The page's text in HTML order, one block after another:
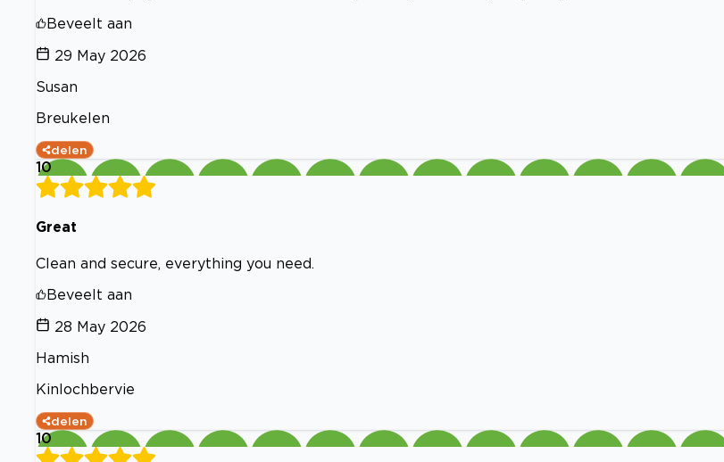
Beveelt aan
29 May 2026
Susan
Breukelen
delen
10
Great
Clean and secure, everything you need.
Beveelt aan
28 May 2026
Hamish
Kinlochbervie
delen
10